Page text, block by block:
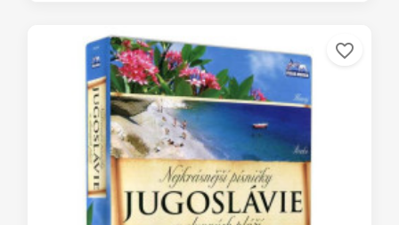
favorite_border